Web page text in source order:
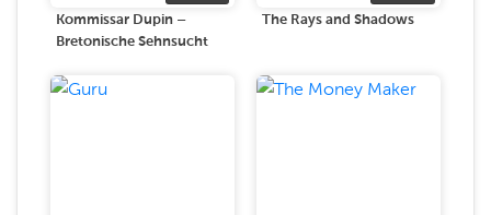
Kommissar Dupin –
Bretonische Sehnsucht
The Rays and Shadows